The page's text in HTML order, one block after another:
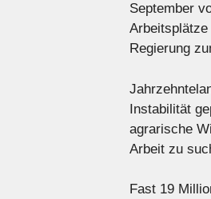
September
Regierung
Instabilität
agrarische
Arbeit zu
Fast 19